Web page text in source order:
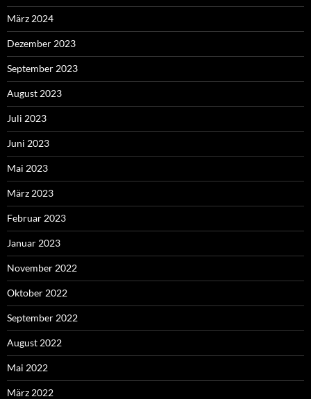
März 2024
Dezember 2023
September 2023
August 2023
Juli 2023
Juni 2023
Mai 2023
März 2023
Februar 2023
Januar 2023
November 2022
Oktober 2022
September 2022
August 2022
Mai 2022
März 2022